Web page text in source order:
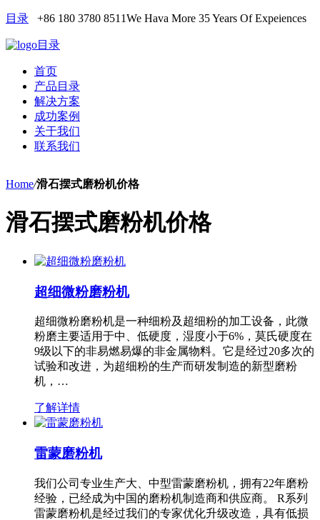
目录 +86 180 3780 8511We Hava More 35 Years Of Expeiences
目录
首页
产品目录
解决方案
成功案例
关于我们
联系我们
Home/滑石摆式磨粉机价格
滑石摆式磨粉机价格
超细微粉磨粉机
超细微粉磨粉机是一种细粉及超细粉的加工设备，此微
粉磨主要适用于中、低硬度，湿度小于6%，莫氏硬度在
9级以下的非易燃易爆的非金属物料。它是经过20多次的
试验和改进，为超细粉的生产而研发制造的新型磨粉
机，…
了解详情
雷蒙磨粉机
我们公司专业生产大、中型雷蒙磨粉机，拥有22年磨粉
经验，已经成为中国的磨粉机制造商和供应商。 R系列
雷蒙磨粉机是经过我们的专家优化升级改造，具有低损